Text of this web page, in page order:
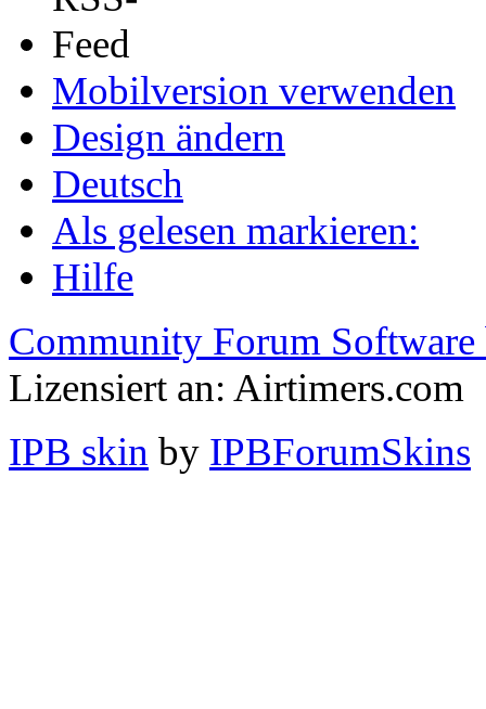
Mobilversion verwenden
Design ändern
Deutsch
Als gelesen markieren:
Hilfe
Community Forum Software
Lizensiert an: Airtimers.com
IPB skin by IPBForumSkins